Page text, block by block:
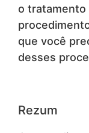
o tratamento
que você
desses
Rezum